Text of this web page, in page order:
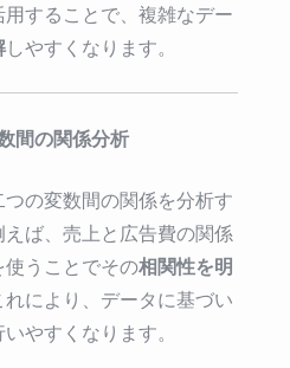
することで、複雑なデー
しやすくなります。
間の関係分析
の変数間の関係を分析す
ば、売上と広告費の関係
うことでその相関性を明
により、データに基づい
いやすくなります。